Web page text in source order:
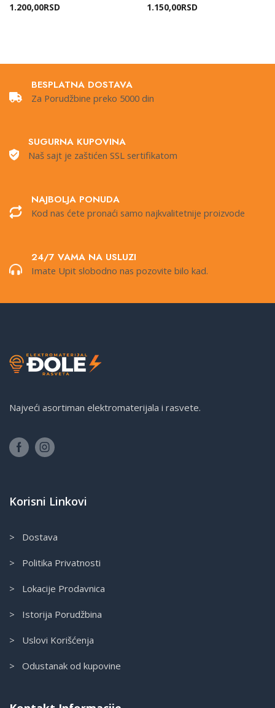
1.200,00RSD 1.150,00RSD
BESPLATNA DOSTAVA
Za Porudžbine preko 5000 din
SUGURNA KUPOVINA
Naš sajt je zaštićen SSL sertifikatom
NAJBOLJA PONUDA
Kod nas ćete pronaći samo najkvalitetnije proizvode
24/7 VAMA NA USLUZI
Imate Upit slobodno nas pozovite bilo kad.
Najveći asortiman elektromaterijala i rasvete.
Korisni Linkovi
> Dostava
> Politika Privatnosti
> Lokacije Prodavnica
> Istorija Porudžbina
> Uslovi Korišćenja
> Odustanak od kupovine